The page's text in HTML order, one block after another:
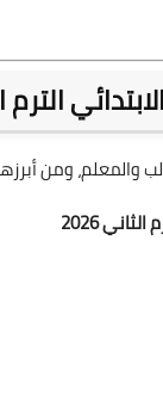
الترم
والمعلم، ومن
2026